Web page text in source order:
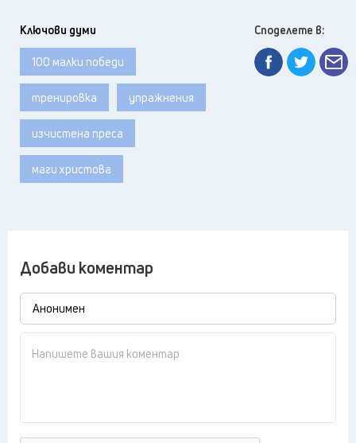
Ключови думи
100 малки победи
тренировка упражнения
изчистена преса
маги христова
Споделете в:
Добави коментар